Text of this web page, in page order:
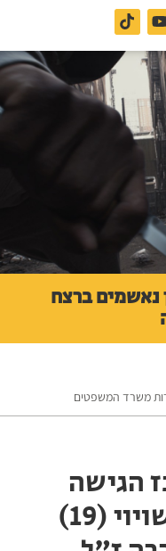
נאשמים ברצח
משרד המשפטים
הגישה
אישומים נגד עבד עשויוי (19)